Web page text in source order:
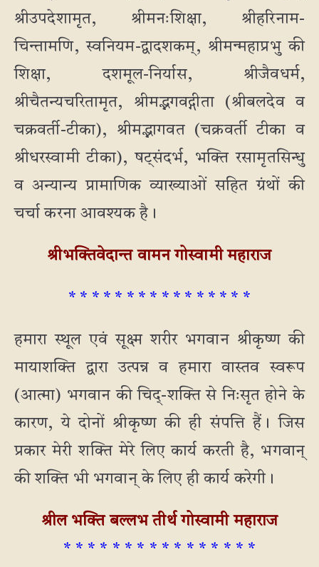
श्रीउपदेशामृत, श्रीमनःशिक्षा, श्रीहरिनाम-
चिन्तामणि, स्वनियम-द्वादशकम्, श्रीमन्महाप्रभु की
शिक्षा, दशमूल-निर्यास, श्रीजैवधर्म,
श्रीचैतन्यचरितामृत, श्रीमद्भगवद्गीता (श्रीबलदेव व
चक्रवर्ती-टीका), श्रीम‌द्भागवत (चक्रवर्ती टीका व
श्रीधरस्वामी टीका), षट्संदर्भ, भक्ति रसामृतसिन्धु
व अन्यान्य प्रामाणिक व्याख्याओं सहित ग्रंथों की
चर्चा करना आवश्यक है।
श्रीभक्तिवेदान्त वामन गोस्वामी महाराज
* * * * * * * * * * * * * * * *
हमारा स्थूल एवं सूक्ष्म शरीर भगवान श्रीकृष्ण की
मायाशक्ति द्वारा उत्पन्न व हमारा वास्तव स्वरूप
(आत्मा) भगवान की चिद्-शक्ति से निःसृत होने के
कारण, ये दोनों श्रीकृष्ण की ही संपत्ति हैं। जिस
प्रकार मेरी शक्ति मेरे लिए कार्य करती है, भगवान्
की शक्ति भी भगवान् के लिए ही कार्य करेगी।
श्रील भक्ति बल्लभ तीर्थ गोस्वामी महाराज
* * * * * * * * * * * * * * * *